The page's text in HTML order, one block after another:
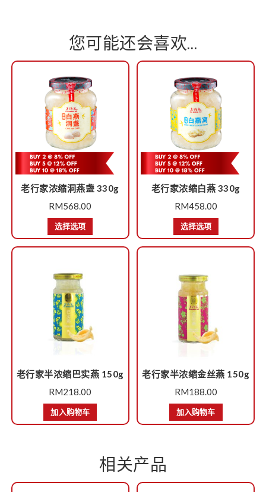
您可能还会喜欢…
老行家浓缩洞燕盏 330g
RM568.00
选择选项
老行家浓缩白燕 330g
RM458.00
选择选项
老行家半浓缩巴实燕 150g
RM218.00
加入购物车
老行家半浓缩金丝燕 150g
RM188.00
加入购物车
相关产品